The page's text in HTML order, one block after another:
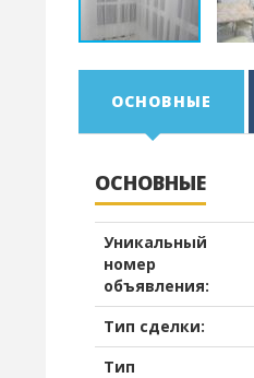
ОСНОВНЫЕ
ОСНОВНЫЕ
Уникальный
номер
объявления:
Тип сделки:
Тип